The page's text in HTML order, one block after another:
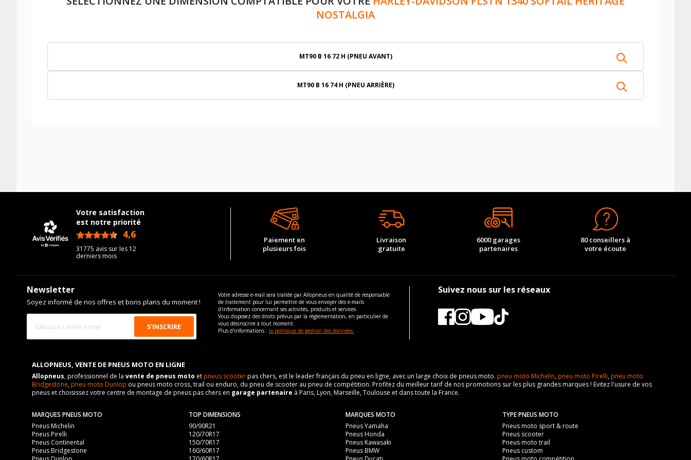
NOSTALGIA
MT90 B 16 72 H (PNEU AVANT)
MT90 B 16 74 H (PNEU ARRIÈRE)
Votre satisfaction
est notre priorité
4,6
31775 avis sur les 12
derniers mois
Paiement en
plusieurs fois
Livraison
gratuite
6000 garages
partenaires
80 conseillers à
votre écoute
Newsletter
Soyez informé de nos offres et bons plans du moment !
Votre adresse e-mail sera traitée par Allopneus en qualité de responsable
de traitement pour lui permettre de vous envoyer des e-mails
d'information concernant ses activités, produits et services.
Vous disposez des droits prévus par la règlementation, en particulier de
vous désinscrire à tout moment.
Plus d'informations : la politique de gestion des données.
Suivez nous sur les réseaux
ALLOPNEUS, VENTE DE PNEUS MOTO EN LIGNE
Allopneus, professionnel de la vente de pneus moto etpneus scooterpas chers, est le leader français du pneu en ligne, avec un large choix de pneus moto. pneu moto Michelin,pneu moto Pirelli,pneu moto
Bridgestone,pneu moto Dunlop ou pneus moto cross, trail ou enduro, du pneu de scooter au pneu de compétition. Profitez du meilleur tarif de nos promotions sur les plus grandes marques ! Evitez l'usure de vos
pneus et choisissez votre centre de montage de pneus pas chers en garage partenaire à Paris, Lyon, Marseille, Toulouse et dans toute la France.
MARQUES PNEUS MOTO
Pneus Michelin
Pneus Pirelli
Pneus Continental
Pneus Bridgestone
TOP DIMENSIONS
90/90R21
120/70R17
150/70R17
160/60R17
MARQUES MOTO
Pneus Yamaha
Pneus Honda
Pneus Kawasaki
Pneus BMW
TYPE PNEUS MOTO
Pneus moto sport & route
Pneus scooter
Pneus moto trail
Pneus custom